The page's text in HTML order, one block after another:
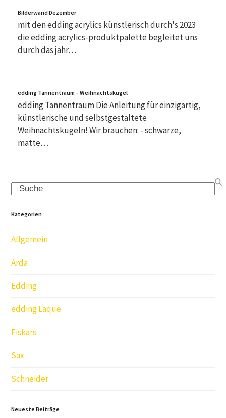
Bilderwand Dezember
mit den edding acrylics künstlerisch durch's 2023
die edding acrylics-produktpalette begleitet uns
durch das jahr…
edding Tannentraum – Weihnachtskugel
edding Tannentraum Die Anleitung für einzigartig,
künstlerische und selbstgestaltete
Weihnachtskugeln! Wir brauchen: - schwarze,
matte…
Search
Kategorien
Allgemein
Arda
Edding
edding Laque
Fiskars
Sax
Schneider
Neueste Beiträge